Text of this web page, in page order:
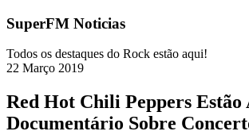
SuperFM Noticias
Todos os destaques do Rock estão aqui!
22 Março 2019
Red Hot Chili Peppers
Documentário Sobre